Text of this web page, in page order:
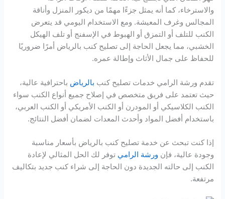
Hacklink panel
Hacklink panel
Hacklink panel
Hacklink panel
Hacklink panel
Hacklink panel
والاسترخاء، كما أنه يمثل جزءًا مهمًا من ديكور المنزل وأناقة
المجالس وغرف المعيشة. ومع الاستخدام اليومي قد يتعرض
الكنب للتلف أو التمزق أو الهبوط في الإسفنج أو تلف الهيكل
الخشبي، مما يجعل الحاجة إلى تصليح كنب بالرياض أمرًا ضروريًا
للحفاظ على جمال الأثاث وإطالة عمره.
تقدم ورشة الرامي خدمات تصليح كنب بالرياض باحترافية عالية،
حيث تعتمد على فريق متخصص في إصلاح جميع أنواع الكنب سواء
الكنب الكلاسيكي أو المودرن أو الكنب الأمريكي أو الكنب العربي،
باستخدام أفضل المواد وأحدث المعدات لضمان أفضل النتائج.
إذا كنت تبحث عن خدمة تصليح كنب بالرياض بأسعار مناسبة
وجودة عالية، فإن ورشة الرامي توفر لك الحل المثالي لإعادة
الكنب إلى حالته الجديدة دون الحاجة إلى شراء كنب جديد بتكاليف
مرتفعة.